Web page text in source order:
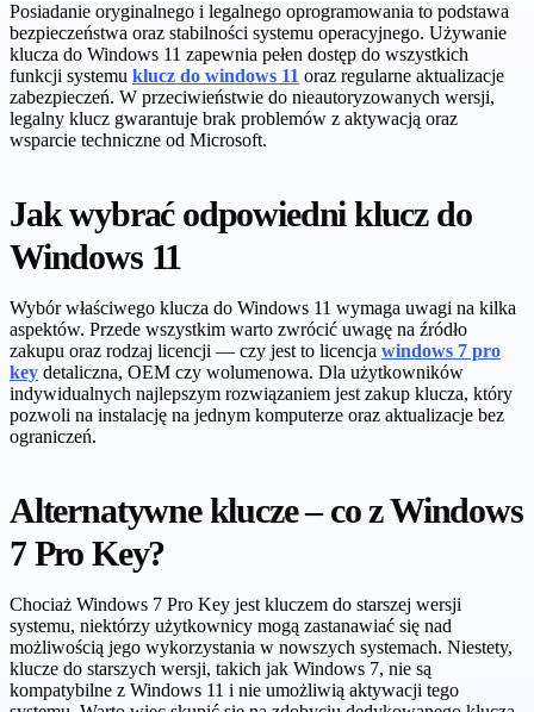
Posiadanie oryginalnego i legalnego oprogramowania to podstawa
bezpieczeństwa oraz stabilności systemu operacyjnego. Używanie
klucza do Windows 11 zapewnia pełen dostęp do wszystkich
funkcji systemu klucz do windows 11 oraz regularne aktualizacje
zabezpieczeń. W przeciwieństwie do nieautoryzowanych wersji,
legalny klucz gwarantuje brak problemów z aktywacją oraz
wsparcie techniczne od Microsoft.
Jak wybrać odpowiedni klucz do
Windows 11
Wybór właściwego klucza do Windows 11 wymaga uwagi na kilka
aspektów. Przede wszystkim warto zwrócić uwagę na źródło
zakupu oraz rodzaj licencji — czy jest to licencja windows 7 pro
key detaliczna, OEM czy wolumenowa. Dla użytkowników
indywidualnych najlepszym rozwiązaniem jest zakup klucza, który
pozwoli na instalację na jednym komputerze oraz aktualizacje bez
ograniczeń.
Alternatywne klucze – co z Windows
7 Pro Key?
Chociaż Windows 7 Pro Key jest kluczem do starszej wersji
systemu, niektórzy użytkownicy mogą zastanawiać się nad
możliwością jego wykorzystania w nowszych systemach. Niestety,
klucze do starszych wersji, takich jak Windows 7, nie są
kompatybilne z Windows 11 i nie umożliwią aktywacji tego